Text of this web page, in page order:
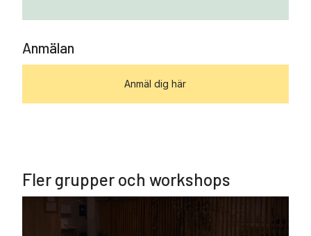
Anmälan
Anmäl dig här
Fler grupper och workshops